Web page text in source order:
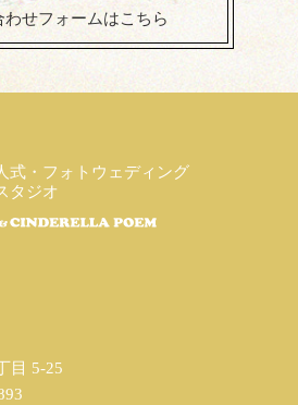
わせフォームはこちら
式・フォトウェディング
タジオ
目 5-25